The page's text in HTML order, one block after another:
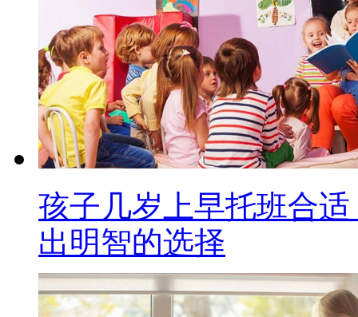
孩子几岁上早托班合
出明智的选择